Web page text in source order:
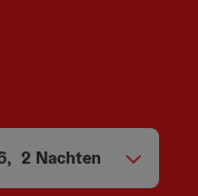
, 2 Nachten